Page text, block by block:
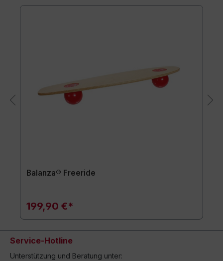
Balanza® Freeride
199,90 €*
Service-Hotline
Unterstützung und Beratung unter: